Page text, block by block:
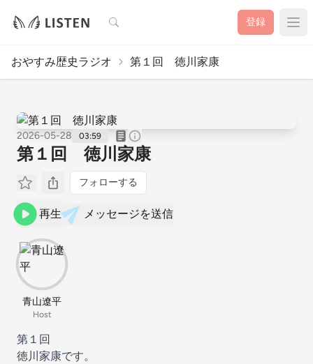
検索 登録
おやすみ歴史ラジオ 第１回 徳川家康
2026-05-28 03:59
第１回 徳川家康
フォローする
再生 メッセージを送信
青山遼平
Host
第１回
徳川家康です。